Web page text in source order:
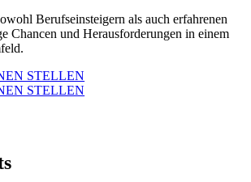
Berufseinsteigern als auch erfahrenen
Chancen und Herausforderungen in einem
STELLEN
STELLEN